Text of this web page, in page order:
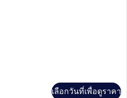
เลือกวันที่เพื่อดูราคา